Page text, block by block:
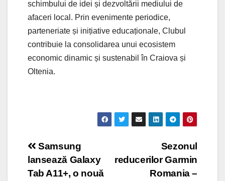
schimbului de idei și dezvoltării mediului de
afaceri local. Prin evenimente periodice,
parteneriate și inițiative educaționale, Clubul
contribuie la consolidarea unui ecosistem
economic dinamic și sustenabil în Craiova și
Oltenia.
Post
navigation
Sezonul
reducerilor Garmin
Romania –
Samsung
lansează Galaxy
Tab A11+, o nouă